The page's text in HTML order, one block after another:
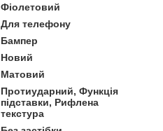
Фіолетовий
Для телефону
Бампер
Новий
Матовий
Протиударний, Функція
підставки, Рифлена
текстура